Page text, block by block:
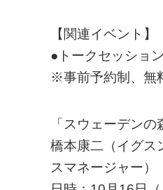
【関連イベント】
●トークセッション
※事前予約制、無
「スウェーデンの
橋本康二（イグス
スマネージャー）